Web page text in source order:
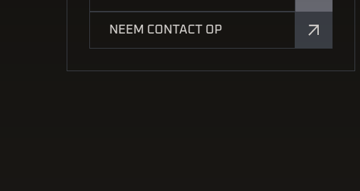
NEEM CONTACT OP